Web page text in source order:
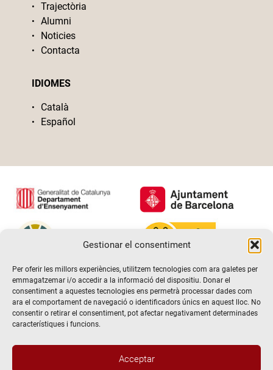
Gestionar el consentiment
Per oferir les millors experiències, utilitzem tecnologies com ara galetes per
emmagatzemar i/o accedir a la informació del dispositiu. Donar el
consentiment a aquestes tecnologies ens permetrà processar dades com
ara el comportament de navegació o identificadors únics en aquest lloc. No
consentir o retirar el consentiment, pot afectar negativament determinades
característiques i funcions.
Acceptar
Trajectòria
Alumni
Noticies
Contacta
IDIOMES
Català
Español